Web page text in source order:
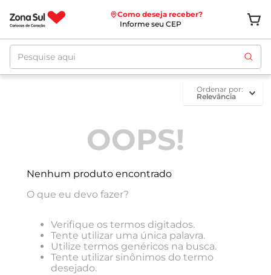
Como deseja receber?
Informe seu CEP
Pesquise aqui
ordenar por
Relevância
OOPS!
Nenhum produto encontrado
O que eu devo fazer?
Verifique os termos digitados.
Tente utilizar uma única palavra.
Utilize termos genéricos na busca.
Tente utilizar sinônimos do termo
desejado.